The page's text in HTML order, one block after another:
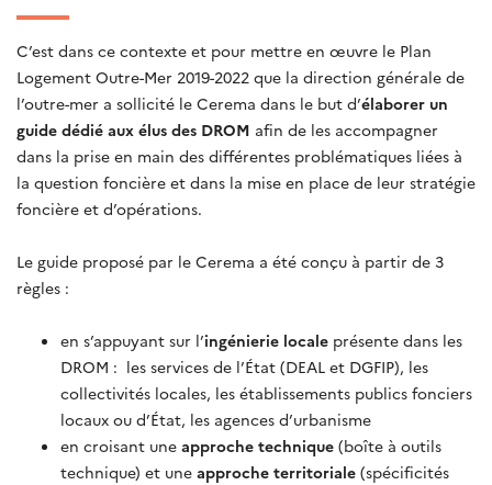
C’est dans ce contexte et pour mettre en œuvre le Plan
Logement Outre-Mer 2019-2022 que la direction générale de
l’outre-mer a sollicité le Cerema dans le but d’élaborer un
guide dédié aux élus des DROM afin de les accompagner
dans la prise en main des différentes problématiques liées à
la question foncière et dans la mise en place de leur stratégie
foncière et d’opérations.
Le guide proposé par le Cerema a été conçu à partir de 3
règles :
en s’appuyant sur l’ingénierie locale présente dans les
DROM : les services de l’État (DEAL et DGFIP), les
collectivités locales, les établissements publics fonciers
locaux ou d’État, les agences d’urbanisme
en croisant une approche technique (boîte à outils
technique) et une approche territoriale (spécificités